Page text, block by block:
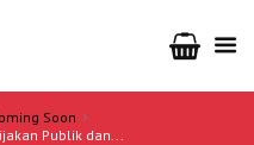
Soon
Publik dan...